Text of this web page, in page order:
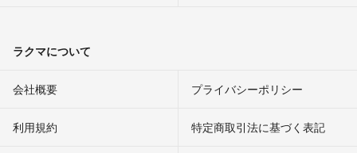
ラクマについて
会社概要 プライバシーポリシー
利用規約 特定商取引法に基づく表記